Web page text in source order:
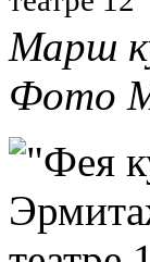
Марш
Фото